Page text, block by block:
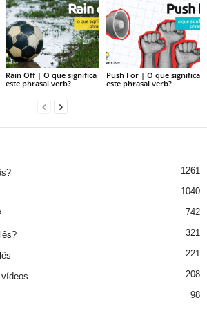
Rain Off | O que significa
este phrasal verb?
Push For | O que significa
este phrasal verb?
1261
1040
742
321
221
208
98